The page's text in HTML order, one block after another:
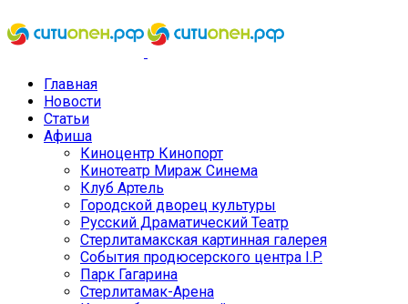
Главная
Новости
Статьи
Афиша
Киноцентр Кинопорт
Кинотеатр Мираж Синема
Клуб Артель
Городской дворец культуры
Русский Драматический Театр
Стерлитамакская картинная галерея
События продюсерского центра I.P.
Парк Гагарина
Стерлитамак-Арена